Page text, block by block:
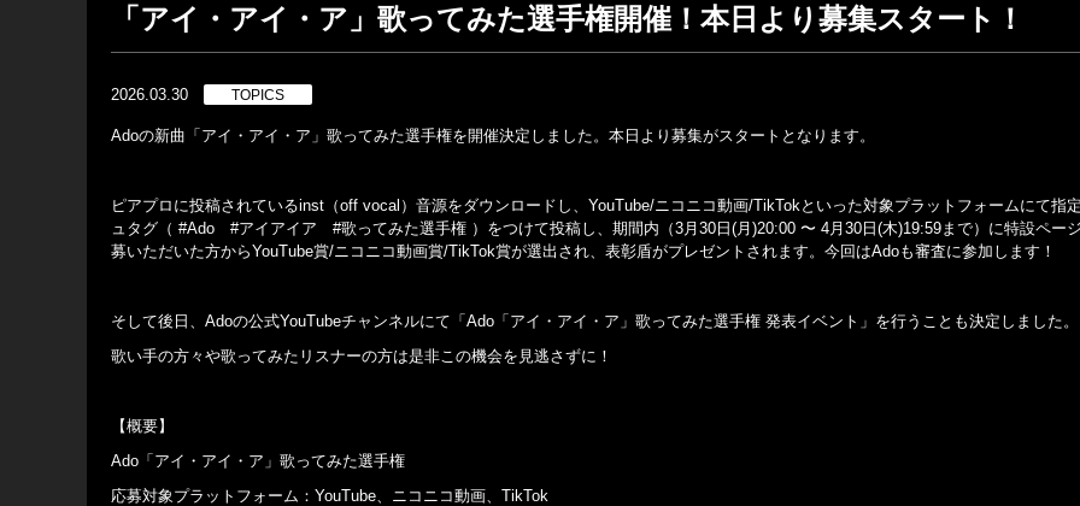
「アイ・アイ・ア」歌ってみた選手権開催！本日より募集スタート！
2026.03.30 TOPICS
Adoの新曲「アイ・アイ・ア」歌ってみた選手権を開催決定しました。本日より募集がスタートとなります。
ピアプロに投稿されているinst（off vocal）音源をダウンロードし、YouTube/ニコニコ動画/TikTokといった対象プラットフォームにて指
ュタグ（ #Ado #アイアイア #歌ってみた選手権 ）をつけて投稿し、期間内（3月30日(月)20:00 〜 4月30日(木)19:59まで）に特設ペー
募いただいた方からYouTube賞/ニコニコ動画賞/TikTok賞が選出され、表彰盾がプレゼントされます。今回はAdoも審査に参加します！
そして後日、Adoの公式YouTubeチャンネルにて「Ado「アイ・アイ・ア」歌ってみた選手権 発表イベント」を行うことも決定しました。
歌い手の方々や歌ってみたリスナーの方は是非この機会を見逃さずに！
【概要】
Ado「アイ・アイ・ア」歌ってみた選手権
応募対象プラットフォーム：YouTube、ニコニコ動画、TikTok